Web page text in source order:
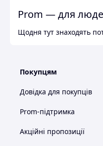
Prom — для
Щодня тут знаходять
Покупцям
Довідка для покупців
Prom-підтримка
Акційні пропозиції